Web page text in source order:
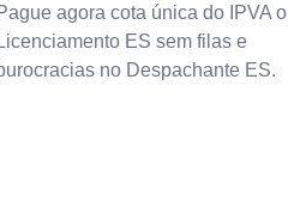
agora cota única do IPVA
Licenciamento ES sem filas e
no Despachante ES.